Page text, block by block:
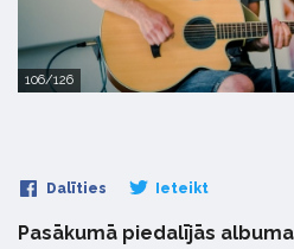
106/126
Dalīties Ieteikt
Pasākumā piedalījās